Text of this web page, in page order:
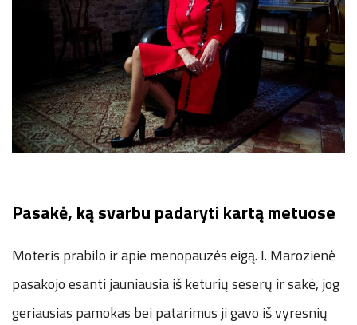
Pasakė, ką svarbu padaryti kartą metuose
Moteris prabilo ir apie menopauzės eigą. I. Marozienė
pasakojo esanti jauniausia iš keturių seserų ir sakė, jog
geriausias pamokas bei patarimus ji gavo iš vyresnių